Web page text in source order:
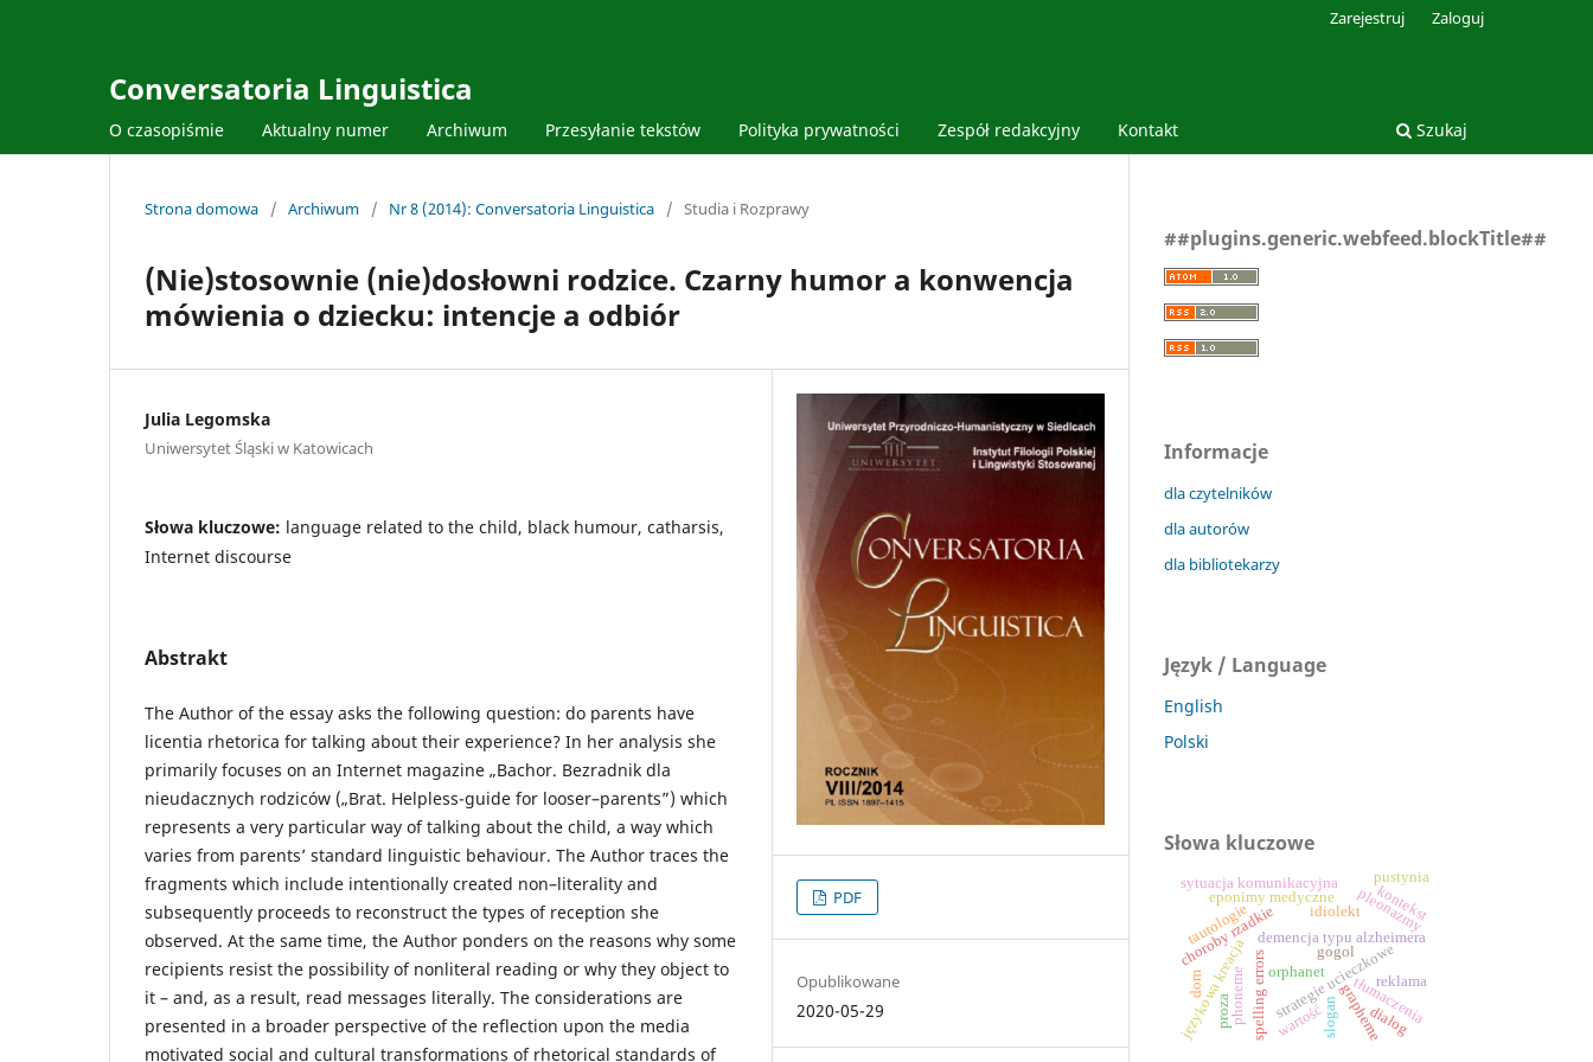
Conversatoria Linguistica
O czasopiśmie Aktualny numer Archiwum Przesyłanie tekstów Polityka prywatności Zespół redakcyjny Kontakt Szukaj
Zarejestruj Zaloguj
Strona domowa / Archiwum / Nr 8 (2014): Conversatoria Linguistica / Studia i Rozprawy
(Nie)stosownie (nie)dosłowni rodzice. Czarny humor a konwencja
mówienia o dziecku: intencje a odbiór
Julia Legomska
Uniwersytet Śląski w Katowicach
Słowa kluczowe: language related to the child, black humour, catharsis,
Internet discourse
Abstrakt
The Author of the essay asks the following question: do parents have
licentia rhetorica for talking about their experience? In her analysis she
primarily focuses on an Internet magazine „Bachor. Bezradnik dla
nieudacznych rodziców („Brat. Helpless-guide for looser–parents”) which
represents a very particular way of talking about the child, a way which
varies from parents’ standard linguistic behaviour. The Author traces the
fragments which include intentionally created non–literality and
subsequently proceeds to reconstruct the types of reception she
observed. At the same time, the Author ponders on the reasons why some
recipients resist the possibility of nonliteral reading or why they object to
it – and, as a result, read messages literally. The considerations are
presented in a broader perspective of the reflection upon the media
motivated social and cultural transformations of rhetorical standards of
PDF
Opublikowane
2020-05-29
##plugins.generic.webfeed.blockTitle##
Informacje
dla czytelników
dla autorów
dla bibliotekarzy
Język / Language
English
Polski
Słowa kluczowe
demencja typu alzheimera
strategie ucieczkowe
językowa kreacja
idiolekt
spelling errors
phoneme grapheme
choroby rzadkie
eponimy medyczne
orphanet
gogol
tłumaczenia
pleonazmy
tautologie
proza
reklama
slogan
sytuacja komunikacyjna kontekst
dialog
wartość
dom
pustynia